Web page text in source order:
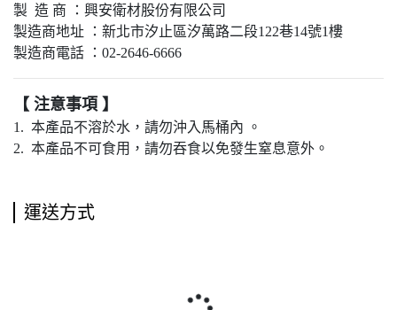
製 造 商 ：興安衛材股份有限公司
製造商地址 ：新北市汐止區汐萬路二段122巷14號1樓
製造商電話 ：02-2646-6666
【 注意事項 】
1. 本產品不溶於水，請勿沖入馬桶內 。
2. 本產品不可食用，請勿吞食以免發生窒息意外。
運送方式